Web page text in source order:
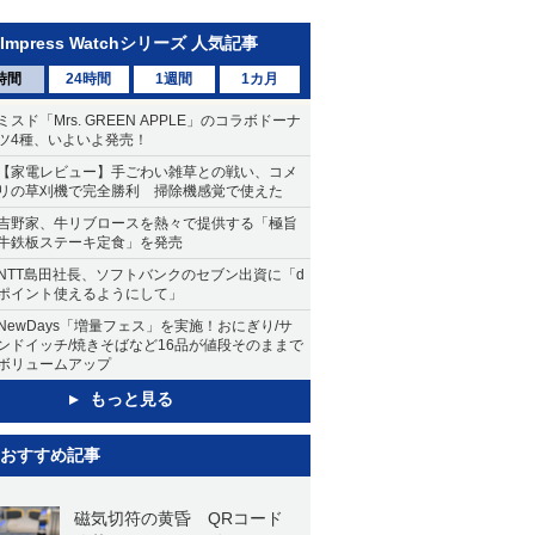
Impress Watchシリーズ 人気記事
間 24時間 1週間 1カ月
スド「Mrs. GREEN APPLE」のコラボドーナ
4種、いよいよ発売！
家電レビュー】手ごわい雑草との戦い、コメ
の草刈機で完全勝利 掃除機感覚で使えた
野家、牛リブロースを熱々で提供する「極旨
鉄板ステーキ定食」を発売
島田社長、ソフトバンクのセブン出資に「d
イント使えるようにして」
「増量フェス」を実施！おにぎり/サ
ドイッチ/焼きそばなど16品が値段そのままで
リュームアップ
もっと見る
おすすめ記事
磁気切符の黄昏 QRコード